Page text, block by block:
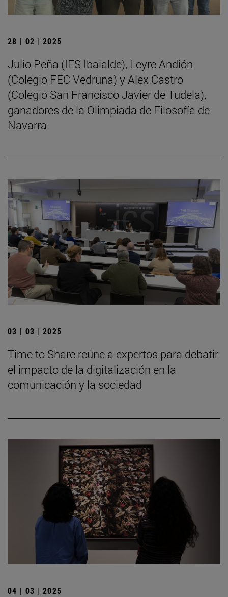
28 | 02 | 2025
Julio Peña (IES Ibaialde), Leyre Andión
(Colegio FEC Vedruna) y Alex Castro
(Colegio San Francisco Javier de Tudela),
ganadores de la Olimpiada de Filosofía de
Navarra
03 | 03 | 2025
Time to Share reúne a expertos para debatir
el impacto de la digitalización en la
comunicación y la sociedad
04 | 03 | 2025